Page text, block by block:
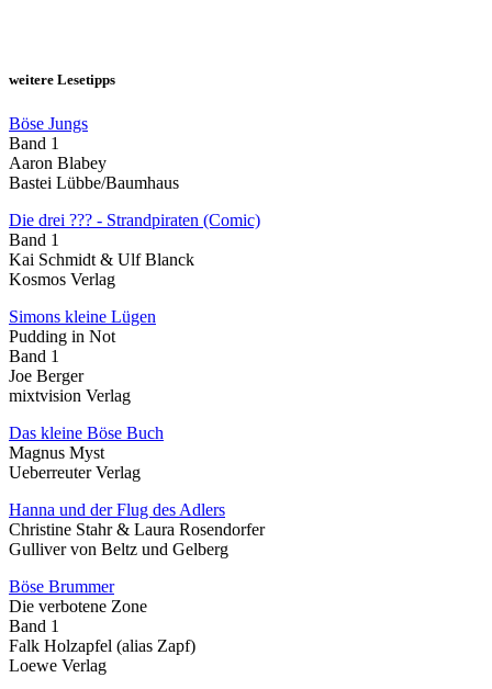
weitere Lesetipps
Böse Jungs
Band 1
Aaron Blabey
Bastei Lübbe/Baumhaus
Die drei ??? - Strandpiraten (Comic)
Band 1
Kai Schmidt & Ulf Blanck
Kosmos Verlag
Simons kleine Lügen
Pudding in Not
Band 1
Joe Berger
mixtvision Verlag
Das kleine Böse Buch
Magnus Myst
Ueberreuter Verlag
Hanna und der Flug des Adlers
Christine Stahr & Laura Rosendorfer
Gulliver von Beltz und Gelberg
Böse Brummer
Die verbotene Zone
Band 1
Falk Holzapfel (alias Zapf)
Loewe Verlag